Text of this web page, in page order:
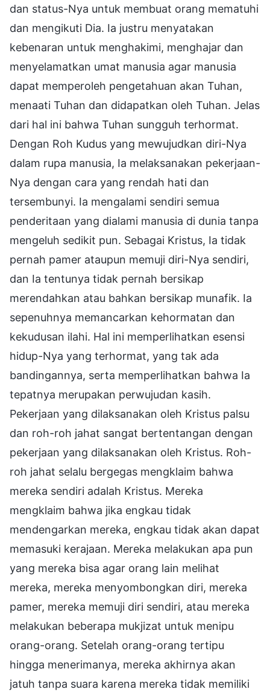
dan status-Nya untuk membuat orang mematuhi
dan mengikuti Dia. Ia justru menyatakan
kebenaran untuk menghakimi, menghajar dan
menyelamatkan umat manusia agar manusia
dapat memperoleh pengetahuan akan Tuhan,
menaati Tuhan dan didapatkan oleh Tuhan. Jelas
dari hal ini bahwa Tuhan sungguh terhormat.
Dengan Roh Kudus yang mewujudkan diri-Nya
dalam rupa manusia, Ia melaksanakan pekerjaan-
Nya dengan cara yang rendah hati dan
tersembunyi. Ia mengalami sendiri semua
penderitaan yang dialami manusia di dunia tanpa
mengeluh sedikit pun. Sebagai Kristus, Ia tidak
pernah pamer ataupun memuji diri-Nya sendiri,
dan Ia tentunya tidak pernah bersikap
merendahkan atau bahkan bersikap munafik. Ia
sepenuhnya memancarkan kehormatan dan
kekudusan ilahi. Hal ini memperlihatkan esensi
hidup-Nya yang terhormat, yang tak ada
bandingannya, serta memperlihatkan bahwa Ia
tepatnya merupakan perwujudan kasih.
Pekerjaan yang dilaksanakan oleh Kristus palsu
dan roh-roh jahat sangat bertentangan dengan
pekerjaan yang dilaksanakan oleh Kristus. Roh-
roh jahat selalu bergegas mengklaim bahwa
mereka sendiri adalah Kristus. Mereka
mengklaim bahwa jika engkau tidak
mendengarkan mereka, engkau tidak akan dapat
memasuki kerajaan. Mereka melakukan apa pun
yang mereka bisa agar orang lain melihat
mereka, mereka menyombongkan diri, mereka
pamer, mereka memuji diri sendiri, atau mereka
melakukan beberapa mukjizat untuk menipu
orang-orang. Setelah orang-orang tertipu
hingga menerimanya, mereka akhirnya akan
jatuh tanpa suara karena mereka tidak memiliki